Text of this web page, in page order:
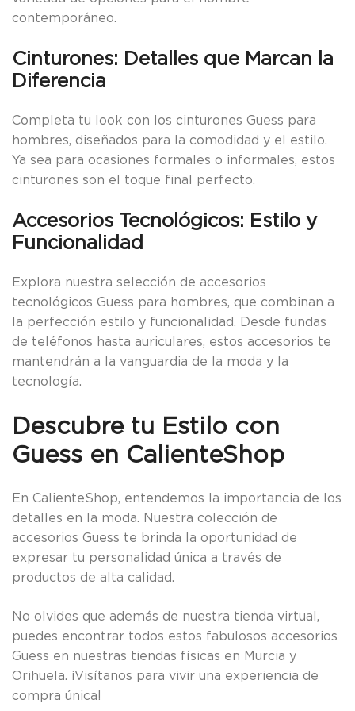
contemporáneo.
Cinturones: Detalles que Marcan la
Diferencia
Completa tu look con los cinturones Guess para
hombres, diseñados para la comodidad y el estilo.
Ya sea para ocasiones formales o informales, estos
cinturones son el toque final perfecto.
Accesorios Tecnológicos: Estilo y
Funcionalidad
Explora nuestra selección de accesorios
tecnológicos Guess para hombres, que combinan a
la perfección estilo y funcionalidad. Desde fundas
de teléfonos hasta auriculares, estos accesorios te
mantendrán a la vanguardia de la moda y la
tecnología.
Descubre tu Estilo con
Guess en CalienteShop
En CalienteShop, entendemos la importancia de los
detalles en la moda. Nuestra colección de
accesorios Guess te brinda la oportunidad de
expresar tu personalidad única a través de
productos de alta calidad.
No olvides que además de nuestra tienda virtual,
puedes encontrar todos estos fabulosos accesorios
Guess en nuestras tiendas físicas en Murcia y
Orihuela. ¡Visítanos para vivir una experiencia de
compra única!